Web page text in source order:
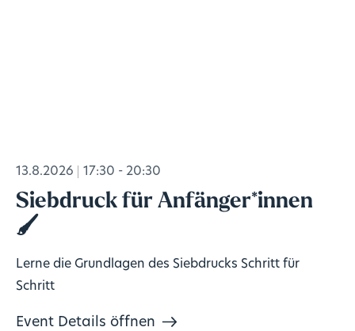
13.8.2026 17:30 - 20:30
Siebdruck für Anfänger*innen
🖌️
Lerne die Grundlagen des Siebdrucks Schritt für
Schritt
Event Details öffnen